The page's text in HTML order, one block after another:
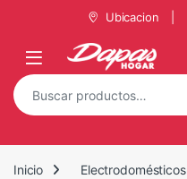
Saltar a la navegación
Saltar al contenido Ubicacion
Buscar por:
Inicio Electrodomésticos